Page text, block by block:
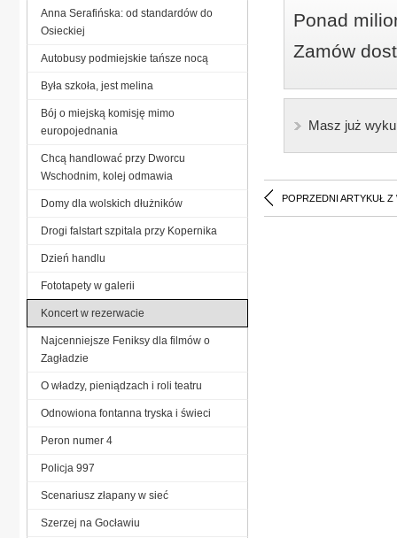
Ponad
Zamów
Masz już
POPRZEDNI ARTYKUŁ Z
Anna Serafińska: od standardów do
Osieckiej
Autobusy podmiejskie tańsze nocą
Była szkoła, jest melina
Bój o miejską komisję mimo
europojednania
Chcą handlować przy Dworcu
Wschodnim, kolej odmawia
Domy dla wolskich dłużników
Drogi falstart szpitala przy Kopernika
Dzień handlu
Fototapety w galerii
Koncert w rezerwacie
Najcenniejsze Feniksy dla filmów o
Zagładzie
O władzy, pieniądzach i roli teatru
Odnowiona fontanna tryska i świeci
Peron numer 4
Policja 997
Scenariusz złapany w sieć
Szerzej na Gocławiu